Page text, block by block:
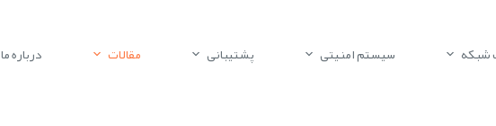
شبکه سیستم امنیتی پشتیبانی مقالات درباره ما